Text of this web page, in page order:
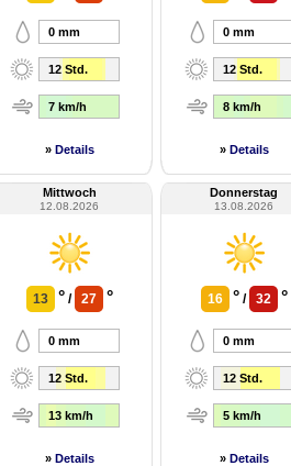
0 mm
12 Std.
7 km/h
» Details
0 mm
12 Std.
8 km/h
» Details
Mittwoch
12.08.2026
13 °/ 27 °
0 mm
12 Std.
13 km/h
» Details
Donnerstag
13.08.2026
16 °/ 32 °
0 mm
12 Std.
5 km/h
» Details